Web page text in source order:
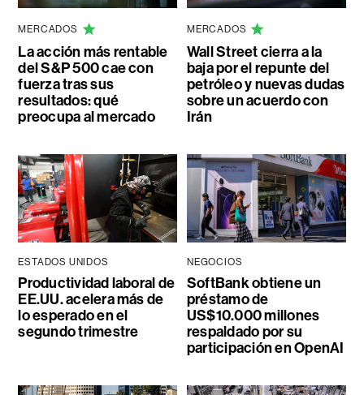
MERCADOS
La acción más rentable
del S&P 500 cae con
fuerza tras sus
resultados: qué
preocupa al mercado
MERCADOS
Wall Street cierra a la
baja por el repunte del
petróleo y nuevas dudas
sobre un acuerdo con
Irán
ESTADOS UNIDOS
Productividad laboral de
EE.UU. acelera más de
lo esperado en el
segundo trimestre
NEGOCIOS
SoftBank obtiene un
préstamo de
US$10.000 millones
respaldado por su
participación en OpenAI